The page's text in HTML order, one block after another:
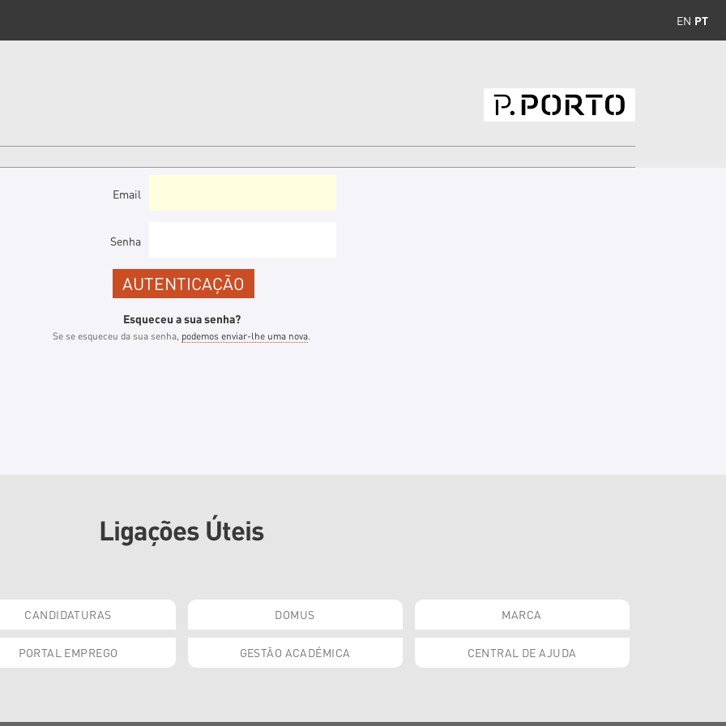
EN PT
Email
Senha
Esqueceu a sua senha?
Se se esqueceu da sua senha, podemos enviar-lhe uma nova.
Ligações Úteis
CANDIDATURAS DOMUS MARCA
PORTAL EMPREGO GESTÃO ACADÉMICA CENTRAL DE AJUDA